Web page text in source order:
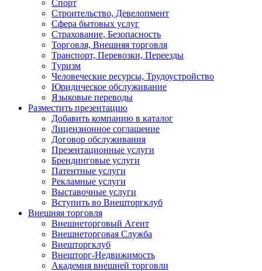
Спорт
Строительство, Девелопмент
Сфера бытовых услуг
Страхование, Безопасность
Торговля, Внешняя торговля
Транспорт, Перевозки, Переезды
Туризм
Человеческие ресурсы, Трудоустройство
Юридическое обслуживание
Языковые переводы
Разместить презентацию
Добавить компанию в каталог
Лицензионное соглашение
Договор обслуживания
Презентационные услуги
Брендинговые услуги
Патентные услуги
Рекламные услуги
Выставочные услуги
Вступить во Внешторгклуб
Внешняя торговля
Внешнеторговый Агент
Внешнеторговая Служба
Внешторгклуб
Внешторг-Недвижимость
Академия внешней торговли